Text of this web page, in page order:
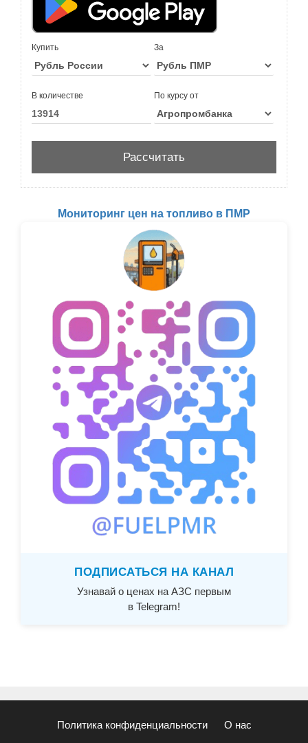
Купить За
В количестве По курсу от
Мониторинг цен на топливо в ПМР
ПОДПИСАТЬСЯ НА КАНАЛ
Узнавай о ценах на АЗС первым
в Telegram!
Политика конфиденциальности О нас